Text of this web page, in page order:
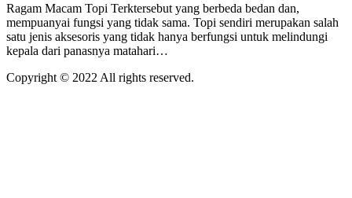
Ragam Macam Topi Terktersebut yang berbeda bedan dan,
mempuanyai fungsi yang tidak sama. Topi sendiri merupakan salah
satu jenis aksesoris yang tidak hanya berfungsi untuk melindungi
kepala dari panasnya matahari…
Copyright © 2022 All rights reserved.